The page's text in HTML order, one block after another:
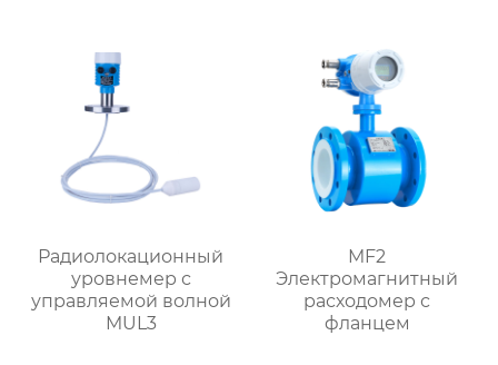
Радиолокационный
уровнемер с
управляемой волной
MUL3
MF2
Электромагнитный
расходомер с
фланцем